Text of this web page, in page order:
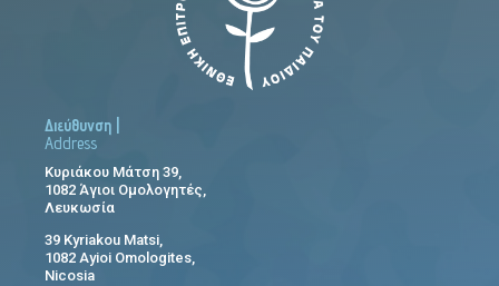
Διεύθυνση |
Address
Κυριάκου Μάτση 39,
1082 Άγιοι Ομολογητές,
Λευκωσία
39 Kyriakou Matsi,
1082 Ayioi Omologites,
Nicosia